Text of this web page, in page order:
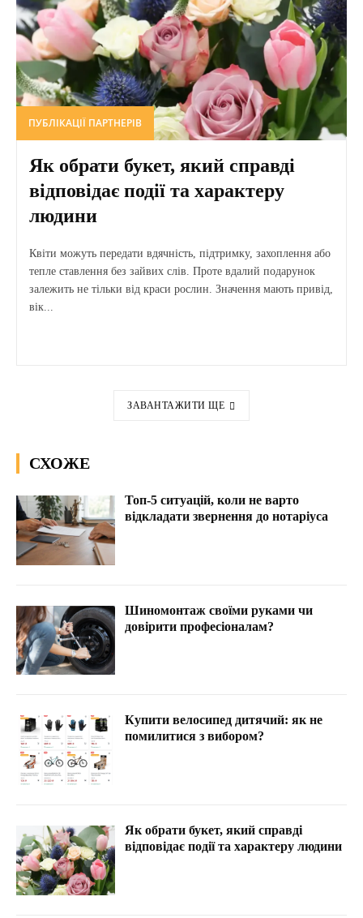
ПУБЛІКАЦІЇ ПАРТНЕРІВ
Як обрати букет, який справді
відповідає події та характеру
людини
Квіти можуть передати вдячність, підтримку, захоплення або
тепле ставлення без зайвих слів. Проте вдалий подарунок
залежить не тільки від краси рослин. Значення мають привід,
вік...
ЗАВАНТАЖИТИ ЩЕ
СХОЖЕ
Топ-5 ситуацій, коли не варто
відкладати звернення до нотаріуса
Шиномонтаж своїми руками чи
довірити професіоналам?
Купити велосипед дитячий: як не
помилитися з вибором?
Як обрати букет, який справді
відповідає події та характеру людини